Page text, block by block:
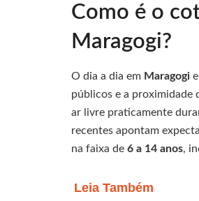
Como é o
Maragogi?
O dia a dia em Maragogi
públicos e a proximidade
ar livre praticamente
recentes apontam
na faixa de 6 a 14 anos,
Leia Também